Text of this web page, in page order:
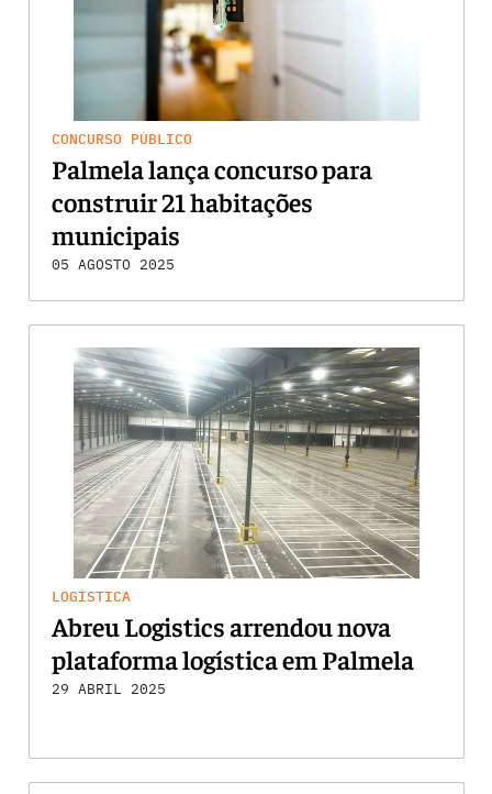
CONCURSO PÚBLICO
Palmela lança concurso para
construir 21 habitações
municipais
05 AGOSTO 2025
LOGÍSTICA
Abreu Logistics arrendou nova
plataforma logística em Palmela
29 ABRIL 2025